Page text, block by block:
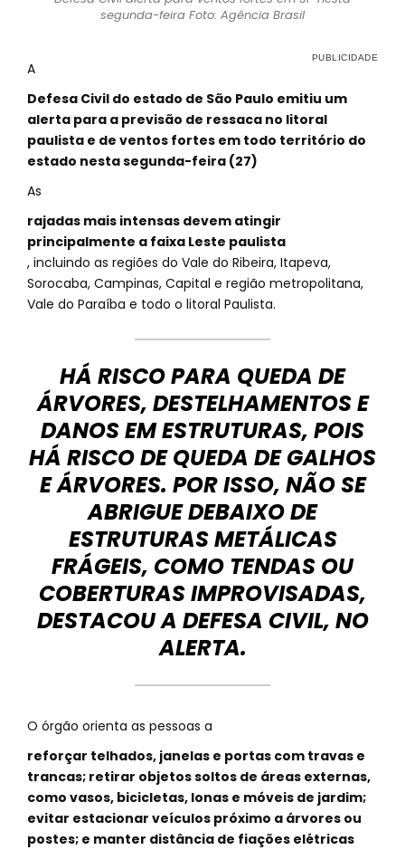
segunda-feira Foto: Agência Brasil
A
Defesa Civil do estado de São Paulo emitiu um
alerta para a previsão de ressaca no litoral
paulista e de ventos fortes em todo território do
estado nesta segunda-feira (27)
As
rajadas mais intensas devem atingir
principalmente a faixa Leste paulista
, incluindo as regiões do Vale do Ribeira, Itapeva,
Sorocaba, Campinas, Capital e região metropolitana,
Vale do Paraíba e todo o litoral Paulista.
HÁ RISCO PARA QUEDA DE
ÁRVORES, DESTELHAMENTOS E
DANOS EM ESTRUTURAS, POIS
HÁ RISCO DE QUEDA DE GALHOS
E ÁRVORES. POR ISSO, NÃO SE
ABRIGUE DEBAIXO DE
ESTRUTURAS METÁLICAS
FRÁGEIS, COMO TENDAS OU
COBERTURAS IMPROVISADAS,
DESTACOU A DEFESA CIVIL, NO
ALERTA.
O órgão orienta as pessoas a
reforçar telhados, janelas e portas com travas e
trancas; retirar objetos soltos de áreas externas,
como vasos, bicicletas, lonas e móveis de jardim;
evitar estacionar veículos próximo a árvores ou
postes; e manter distância de fiações elétricas